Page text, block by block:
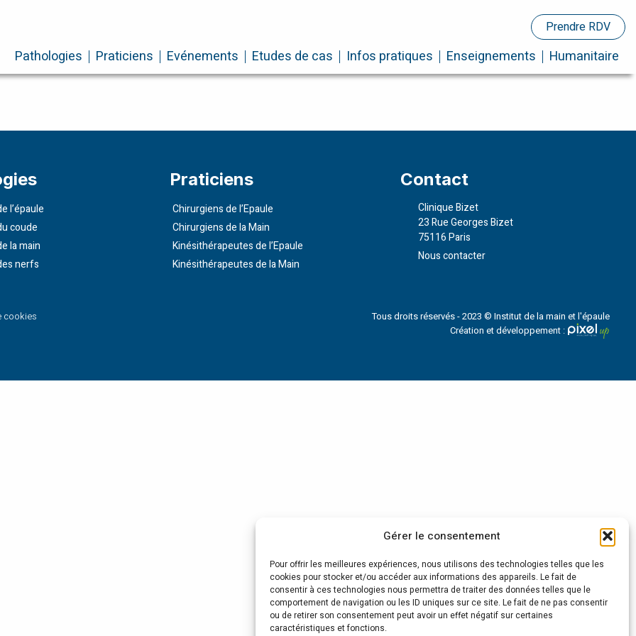
Gérer le consentement
Pour offrir les meilleures expériences, nous utilisons des technologies telles que les
cookies pour stocker et/ou accéder aux informations des appareils. Le fait de
consentir à ces technologies nous permettra de traiter des données telles que le
comportement de navigation ou les ID uniques sur ce site. Le fait de ne pas consentir
ou de retirer son consentement peut avoir un effet négatif sur certaines
caractéristiques et fonctions.
Prendre RDV
Pathologies Praticiens Evénements Etudes de cas Infos pratiques Enseignements Humanitaire
l’épaule
coude
la main
nerfs
Praticiens
Chirurgiens de l’Epaule
Chirurgiens de la Main
Kinésithérapeutes de l’Epaule
Kinésithérapeutes de la Main
Contact
Clinique Bizet
23 Rue Georges Bizet
75116 Paris
Nous contacter
cookies
Tous droits réservés - 2023 © Institut de la main et l'épaule
Création et développement :